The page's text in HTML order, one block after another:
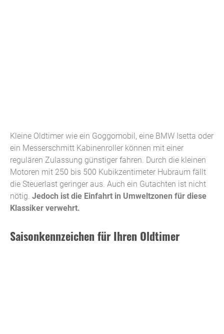
Kleine Oldtimer wie ein Goggomobil, eine BMW Isetta oder
ein Messerschmitt Kabinenroller können mit einer
regulären Zulassung günstiger fahren. Durch die kleinen
Motoren mit 250 bis 500 Kubikzentimeter Hubraum fällt
die Steuerlast geringer aus. Auch ein Gutachten ist nicht
nötig. Jedoch ist die Einfahrt in Umweltzonen für diese
Klassiker verwehrt.
Saisonkennzeichen für Ihren Oldtimer